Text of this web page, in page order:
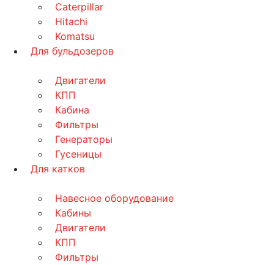
Caterpillar
Hitachi
Komatsu
Для бульдозеров
Двигатели
КПП
Кабина
Фильтры
Генераторы
Гусеницы
Для катков
Навесное оборудование
Кабины
Двигатели
КПП
Фильтры